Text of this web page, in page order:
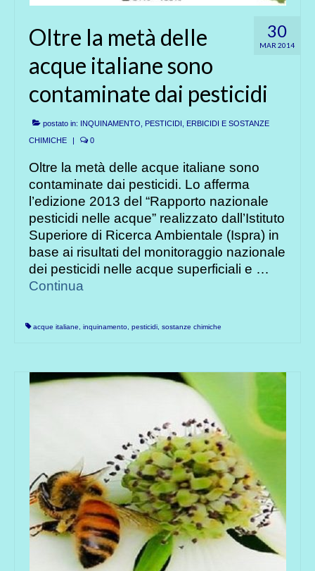
30
MAR 2014
Oltre la metà delle
acque italiane sono
contaminate dai pesticidi
postato in: INQUINAMENTO
PESTICIDI, ERBICIDI E SOSTANZE
CHIMICHE
| 0
Oltre la metà delle acque italiane sono
contaminate dai pesticidi. Lo afferma
l’edizione 2013 del “Rapporto nazionale
pesticidi nelle acque” realizzato dall’Istituto
Superiore di Ricerca Ambientale (Ispra) in
base ai risultati del monitoraggio nazionale
dei pesticidi nelle acque superficiali e …
Continua
acque italiane inquinamento pesticidi sostanze chimiche